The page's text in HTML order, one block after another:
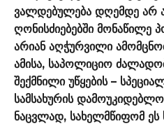
ვალდებულება დღემდე
ღონისძიებებში
არიან აღჭურვილი
ამისა, საპოლიციო
შექმნილი უწყების –
სამსახურის
ნაცვლად, სახელმწიფომ ეს